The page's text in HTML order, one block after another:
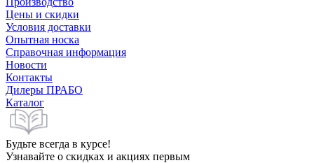
Цены и скидки
Условия доставки
Опытная носка
Справочная информация
Новости
Контакты
Дилеры ПРАБО
Каталог
Будьте всегда в курсе!
Узнавайте о скидках и акциях первым